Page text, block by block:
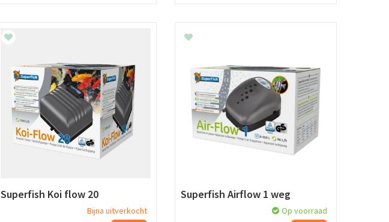
Superfish Koi flow 20
Bijna uitverkocht
Superfish Airflow 1 weg
Op voorraad